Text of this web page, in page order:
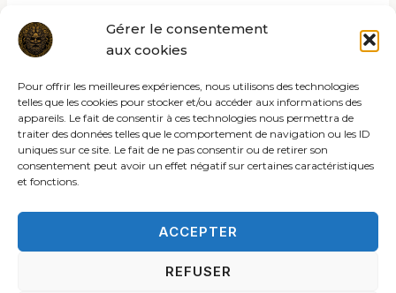
Gérer le consentement
aux cookies
Pour offrir les meilleures expériences, nous utilisons des technologies
telles que les cookies pour stocker et/ou accéder aux informations des
appareils. Le fait de consentir à ces technologies nous permettra de
traiter des données telles que le comportement de navigation ou les ID
uniques sur ce site. Le fait de ne pas consentir ou de retirer son
consentement peut avoir un effet négatif sur certaines caractéristiques
et fonctions.
ACCEPTER
REFUSER
© 2026 Les rites de la sybille